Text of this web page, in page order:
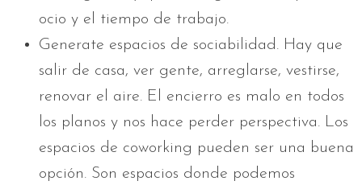
ocio y el tiempo de trabajo.
Generate espacios de sociabilidad. Hay que
salir de casa, ver gente, arreglarse, vestirse,
renovar el aire. El encierro es malo en todos
los planos y nos hace perder perspectiva. Los
espacios de coworking pueden ser una buena
opción. Son espacios donde podemos